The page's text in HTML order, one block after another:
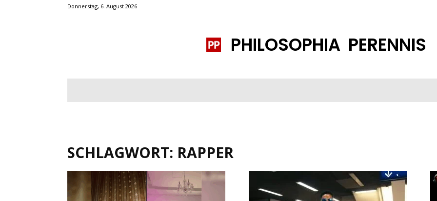
Donnerstag, 6. August 2026
PHILOSOPHIA PERENNIS
SCHLAGWORT: RAPPER